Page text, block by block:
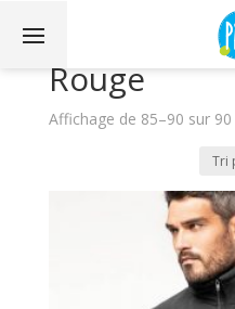
Rouge
Affichage de 85–90 sur